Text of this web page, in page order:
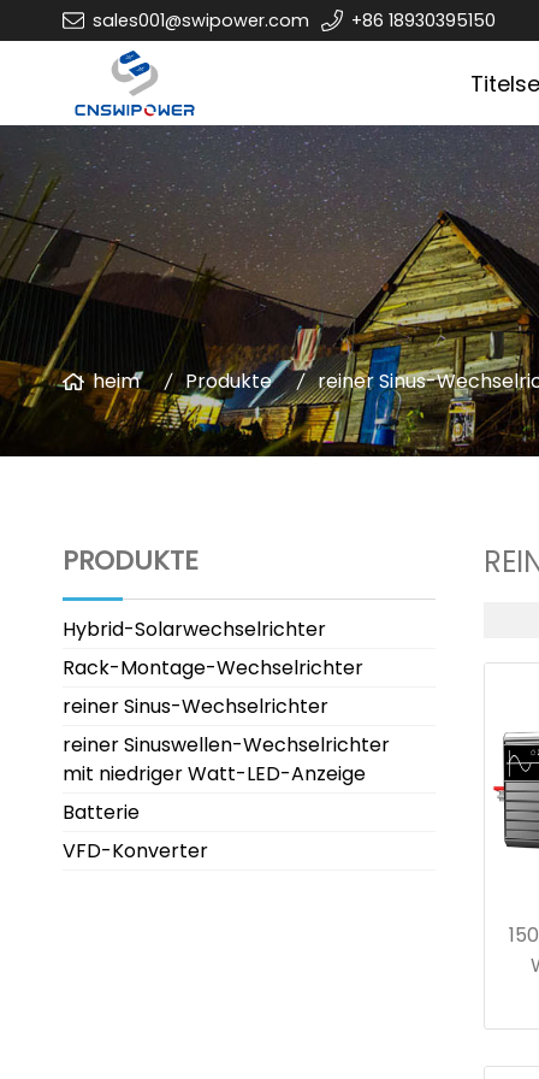
sales001@swipower.com +86 18930395150
heim Produkte reiner Sinus-
PRODUKTE
Hybrid-Solarwechselrichter
Rack-Montage-Wechselrichter
reiner Sinus-Wechselrichter
reiner Sinuswellen-Wechselrichter
mit niedriger Watt-LED-Anzeige
Batterie
VFD-Konverter